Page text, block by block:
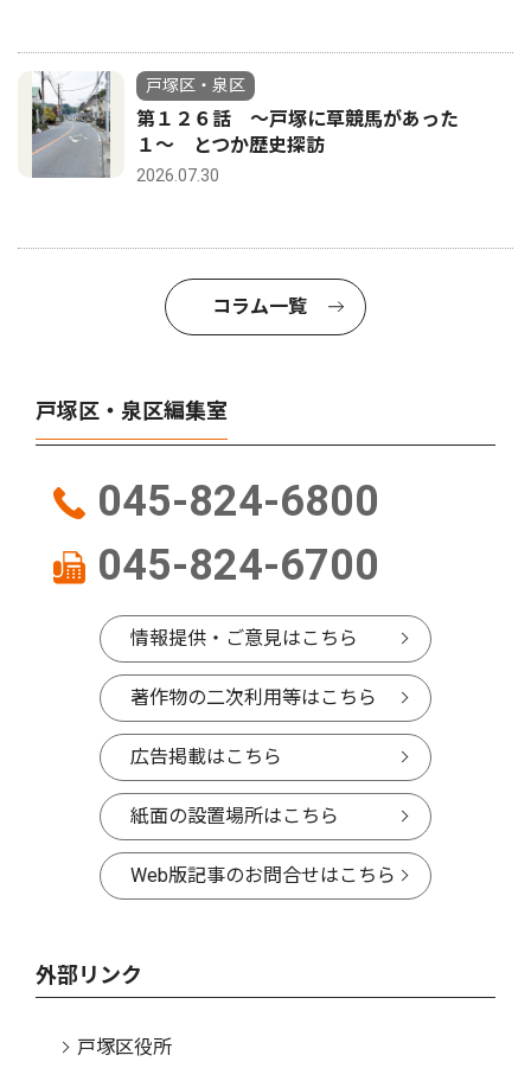
戸塚区・泉区
第１２６話 〜戸塚に草競馬があった
１〜 とつか歴史探訪
2026.07.30
コラム一覧
戸塚区・泉区編集室
045-824-6800
045-824-6700
情報提供・ご意見はこちら
著作物の二次利用等はこちら
広告掲載はこちら
紙面の設置場所はこちら
Web版記事のお問合せはこちら
外部リンク
戸塚区役所